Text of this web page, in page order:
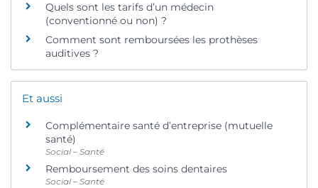
Quels sont les tarifs d’un médecin
(conventionné ou non) ?
Comment sont remboursées les prothèses
auditives ?
Et aussi
Complémentaire santé d’entreprise (mutuelle
santé)
Social – Santé
Remboursement des soins dentaires
Social – Santé